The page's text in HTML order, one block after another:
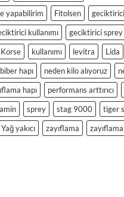
yapabilirim
Fitolsen
geciktirici
kullanımı geciktirici sprey
Korse kullanımı levitra Lida
hapı neden kilo alıyoruz
hapı performans arttırıcı
sprey stag 9000
tiger
Yağ yakıcı zayıflama
zayıflama